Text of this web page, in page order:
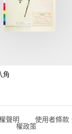
角
聲明 使用者條款
權政策